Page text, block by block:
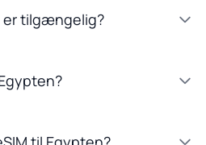
er tilgængelig?